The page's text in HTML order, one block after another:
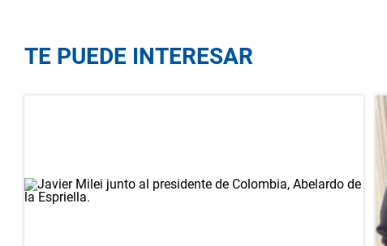
TE PUEDE INTERESAR